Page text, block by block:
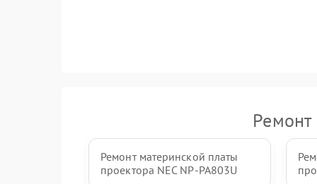
Ремонт
Ремонт материнской платы
проектора NEC NP-PA803U